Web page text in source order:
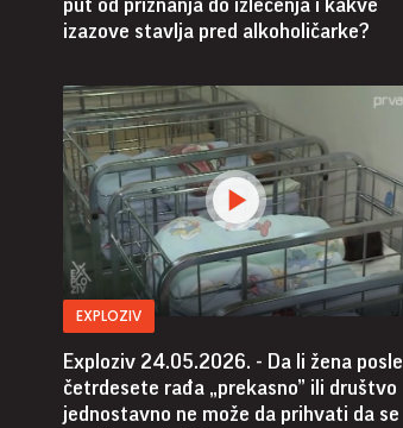
put od priznanja do izlečenja i kakve
izazove stavlja pred alkoholičarke?
EXPLOZIV
Exploziv 24.05.2026. - Da li žena posle
četrdesete rađa „prekasno” ili društvo
jednostavno ne može da prihvati da se